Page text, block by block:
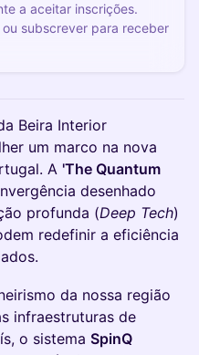
a aceitar inscrições.
subscrever para receber
Beira Interior
um marco na nova
A 'The Quantum
desenhado
profunda (Deep Tech)
redefinir a eficiência
da nossa região
infraestruturas de
o sistema SpinQ